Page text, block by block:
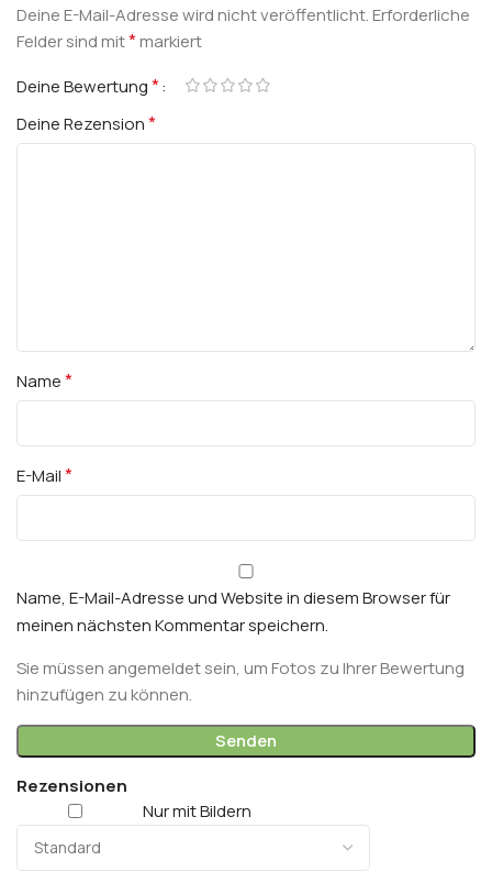
Rezensionen
Nur mit Bildern
Deine E-Mail-Adresse wird nicht veröffentlicht.Erforderliche
Felder sind mit*markiert
Deine Bewertung*
Deine Rezension*
Name*
E-Mail*
Name, E-Mail-Adresse und Website in diesem Browser für
meinen nächsten Kommentar speichern.
Sie müssen angemeldet sein, um Fotos zu Ihrer Bewertung
hinzufügen zu können.